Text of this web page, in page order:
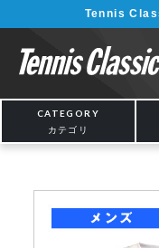
¥5,000以上の
Tennis
CATEGORY
カテゴリ